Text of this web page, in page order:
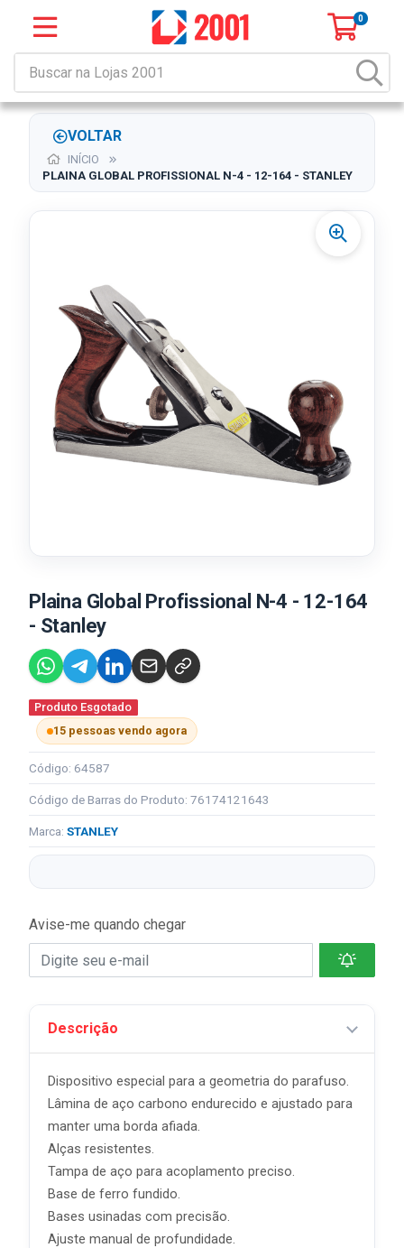
0
VOLTAR
INÍCIO
PLAINA GLOBAL PROFISSIONAL N-4 - 12-164 - STANLEY
Plaina Global Profissional N-4 - 12-164
- Stanley
Produto Esgotado
15 pessoas vendo agora
Código: 64587
Código de Barras do Produto: 76174121643
Marca: STANLEY
Avise-me quando chegar
Descrição
Dispositivo especial para a geometria do parafuso.
Lâmina de aço carbono endurecido e ajustado para
manter uma borda afiada.
Alças resistentes.
Tampa de aço para acoplamento preciso.
Base de ferro fundido.
Bases usinadas com precisão.
Ajuste manual de profundidade.